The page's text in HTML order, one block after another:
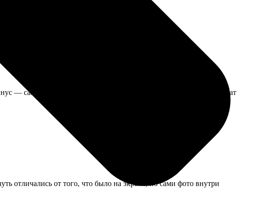
— сами магниты слабоваты, если холодильник ребристый, держат
отличались от того, что было на экране, но сами фото внутри